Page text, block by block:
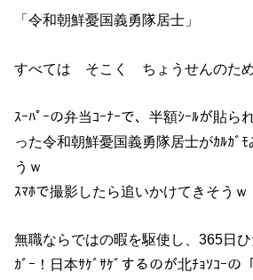
「令和朝鮮憂国義勇隊居士」
すべては そこく ちょうせんのた
ｽｰﾊﾟｰの弁当ｺｰﾅｰで、半額ｼｰﾙが貼ら
った令和朝鮮憂国義勇隊居士がｶﾙｶﾞ
うｗ
ｽﾏﾎで撮影したら追いかけてきそうｗ
無職ならではの暇を駆使し、365日ひ
ｶﾞｰ！日本ｻｹﾞｻｹﾞするのが北ﾁｮｿｺｰの